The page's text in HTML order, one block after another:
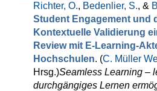
Richter, O., Bedenlier, S., &
Student Engagement und
Kontextuelle Validierung
Review mit E-Learning-
Hochschulen. (C. Müller
Hrsg.)Seamless Learning –
durchgängiges Lernen